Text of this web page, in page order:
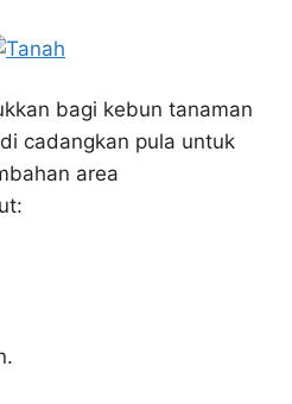
bagi kebun tanaman
cadangkan pula untuk
area